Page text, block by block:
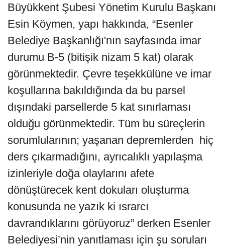
Büyükkent Şubesi Yönetim Kurulu Başkanı
Esin Köymen, yapı hakkında, “Esenler
Belediye Başkanlığı'nın sayfasında imar
durumu B-5 (bitişik nizam 5 kat) olarak
görünmektedir. Çevre teşekkülüne ve imar
koşullarına bakıldığında da bu parsel
dışındaki parsellerde 5 kat sınırlaması
olduğu görünmektedir. Tüm bu süreçlerin
sorumlularının; yaşanan depremlerden hiç
ders çıkarmadığını, ayrıcalıklı yapılaşma
izinleriyle doğa olaylarını afete
dönüştürecek kent dokuları oluşturma
konusunda ne yazık ki ısrarcı
davrandıklarını görüyoruz” derken Esenler
Belediyesi’nin yanıtlaması için şu soruları